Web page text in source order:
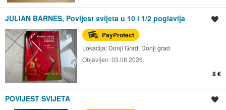
JULIAN BARNES, Povijest svijeta u 10 i 1/2 poglavlja
PayProtect
Lokacija: Donji Grad, Donji grad
Objavljen:03.08.2026.
8 €
POVIJEST SVIJETA